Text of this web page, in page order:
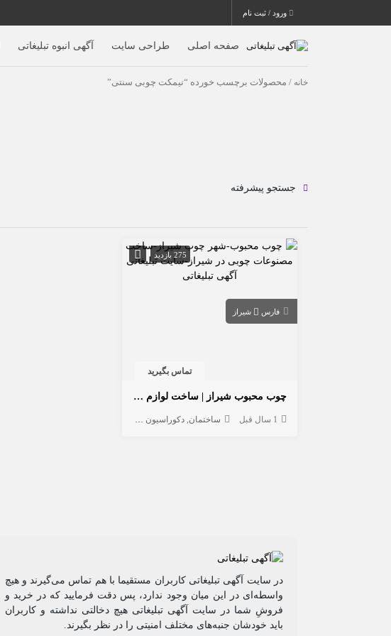
ورود / ثبت نام
صفحه اصلی طراحی سایت آگهی انبوه تبلیغاتی
خانه / محصولات برچسب خورده “نیمکت چوبی سنتی”
جستجو پیشرفته
275 بازدید
فارس شیراز
تماس بگیرید
چوب محبوب شیراز | ساخت لوازم چوبی با ۴۰ سال تجربه استادکار دهقانی
1 سال قبل ساختمان دکوراسیون داخلی
در سایت آگهی تبلیغاتی کاربران مستقیما با هم تماس می‌گیرند و هیچ
واسطه‌ای در این میان وجود ندارد، پس دقت فرمایید که در خرید و
فروشِ شما در سایت آگهی تبلیغاتی هیچ دخالتی نداشته و کاربران
باید خودشان جنبه‌های مختلف امنیتی را در نظر بگیرند.